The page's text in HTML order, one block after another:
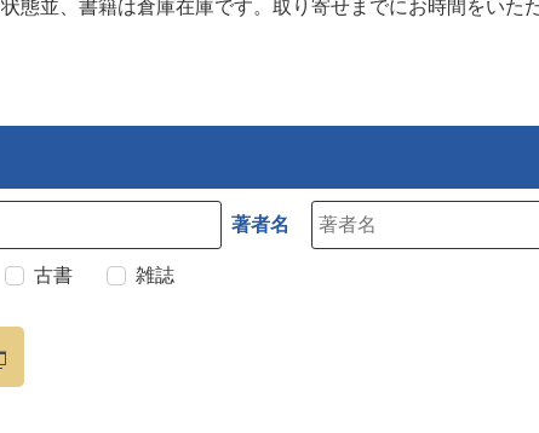
状態並、書籍は倉庫在庫です。取り寄せまでにお時間をいた
著者名
古書 雑誌